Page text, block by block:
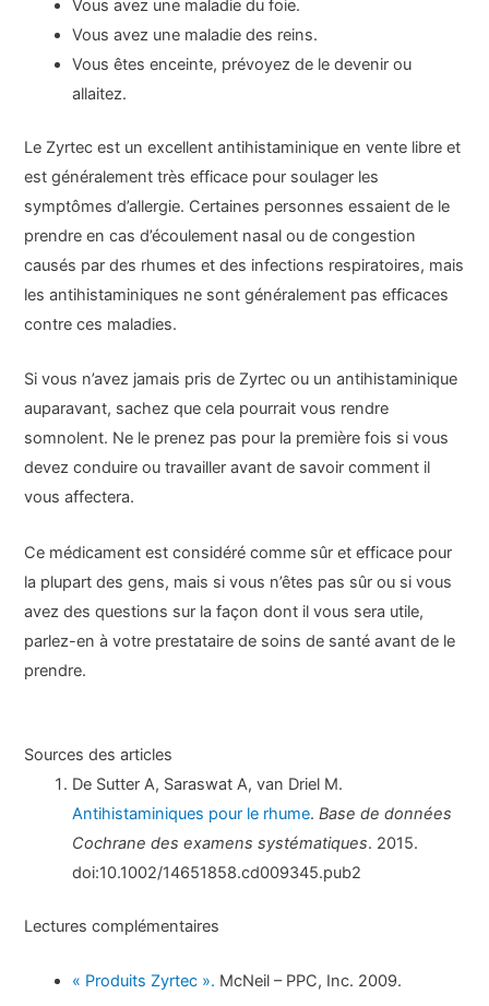
Vous avez une maladie du foie.
Vous avez une maladie des reins.
Vous êtes enceinte, prévoyez de le devenir ou
allaitez.
Le Zyrtec est un excellent antihistaminique en vente libre et
est généralement très efficace pour soulager les
symptômes d’allergie. Certaines personnes essaient de le
prendre en cas d’écoulement nasal ou de congestion
causés par des rhumes et des infections respiratoires, mais
les antihistaminiques ne sont généralement pas efficaces
contre ces maladies.
Si vous n’avez jamais pris de Zyrtec ou un antihistaminique
auparavant, sachez que cela pourrait vous rendre
somnolent. Ne le prenez pas pour la première fois si vous
devez conduire ou travailler avant de savoir comment il
vous affectera.
Ce médicament est considéré comme sûr et efficace pour
la plupart des gens, mais si vous n’êtes pas sûr ou si vous
avez des questions sur la façon dont il vous sera utile,
parlez-en à votre prestataire de soins de santé avant de le
prendre.
Sources des articles
De Sutter A, Saraswat A, van Driel M.
Antihistaminiques pour le rhume.Base de données
Cochrane des examens systématiques. 2015.
doi:10.1002/14651858.cd009345.pub2
Lectures complémentaires
« Produits Zyrtec ». McNeil – PPC, Inc. 2009.